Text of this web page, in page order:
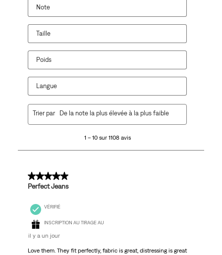
Note
Taille
Poids
Langue
1108
1 – 10 sur 1108 avis
Trier par De la note la plus élevée à la plus faible
5 sur 5 étoiles.
Perfect Jeans
VÉRIFIÉ
INSCRIPTION AU TIRAGE AU
il y a un jour
Love them. They fit perfectly, fabric is great, distressing is great